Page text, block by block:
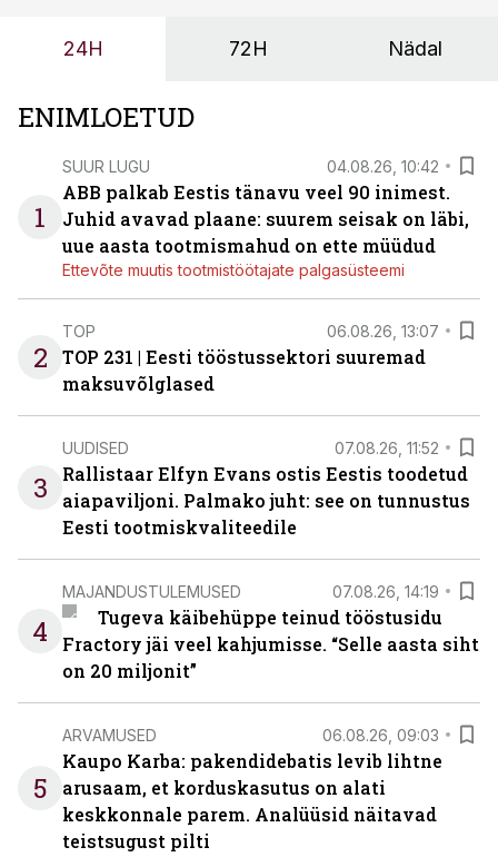
24H 72H Nädal
ENIMLOETUD
1
SUUR LUGU 04.08.26, 10:42
ABB palkab Eestis tänavu veel 90 inimest.
Juhid avavad plaane: suurem seisak on läbi,
uue aasta tootmismahud on ette müüdud
Ettevõte muutis tootmistöötajate palgasüsteemi
2
TOP 06.08.26, 13:07
TOP 231 | Eesti tööstussektori suuremad
maksuvõlglased
3
UUDISED 07.08.26, 11:52
Rallistaar Elfyn Evans ostis Eestis toodetud
aiapaviljoni. Palmako juht: see on tunnustus
Eesti tootmiskvaliteedile
4
MAJANDUSTULEMUSED 07.08.26, 14:19
Tugeva käibehüppe teinud tööstusidu
Fractory jäi veel kahjumisse. “Selle aasta siht
on 20 miljonit”
5
ARVAMUSED 06.08.26, 09:03
Kaupo Karba: pakendidebatis levib lihtne
arusaam, et korduskasutus on alati
keskkonnale parem. Analüüsid näitavad
teistsugust pilti